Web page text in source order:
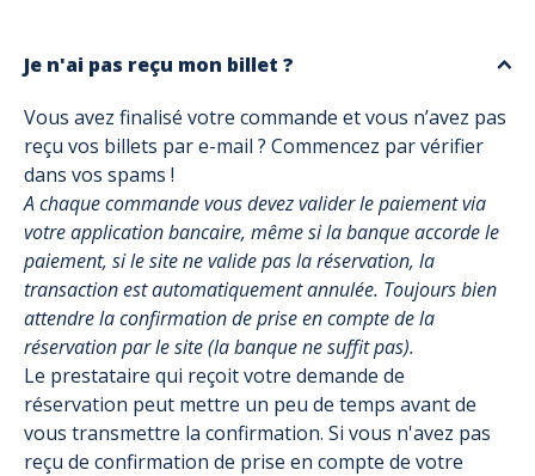
Je n'ai pas reçu mon billet ?
Vous avez finalisé votre commande et vous n’avez pas
reçu vos billets par e-mail ? Commencez par vérifier
dans vos spams !
A chaque commande vous devez valider le paiement via
votre application bancaire, même si la banque accorde le
paiement, si le site ne valide pas la réservation, la
transaction est automatiquement annulée. Toujours bien
attendre la confirmation de prise en compte de la
réservation par le site (la banque ne suffit pas).
Le prestataire qui reçoit votre demande de
réservation peut mettre un peu de temps avant de
vous transmettre la confirmation. Si vous n'avez pas
reçu de confirmation de prise en compte de votre